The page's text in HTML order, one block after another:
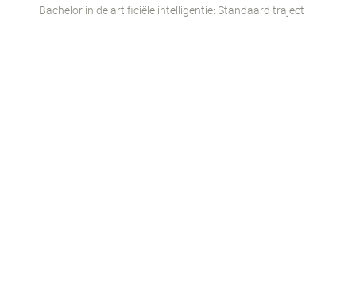
Bachelor in de artificiële intelligentie: Standaard traject